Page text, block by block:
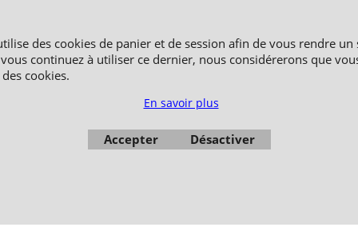
Photos non contractuelles - Reproduction interdite
des cookies de panier et de session afin de vous rendre un
continuez à utiliser ce dernier, nous considérerons que
cookies.
En savoir plus
Accepter Désactiver